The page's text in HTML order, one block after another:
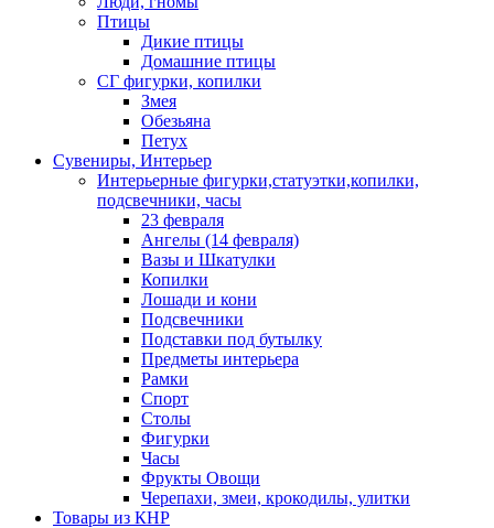
Птицы
Дикие птицы
Домашние птицы
СГ фигурки, копилки
Змея
Обезьяна
Петух
Сувениры, Интерьер
Интерьерные фигурки,статуэтки,копилки,
подсвечники, часы
23 февраля
Ангелы (14 февраля)
Вазы и Шкатулки
Копилки
Лошади и кони
Подсвечники
Подставки под бутылку
Предметы интерьера
Рамки
Спорт
Столы
Фигурки
Часы
Фрукты Овощи
Черепахи, змеи, крокодилы, улитки
Товары из КНР